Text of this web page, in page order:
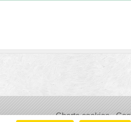
Charte cookies